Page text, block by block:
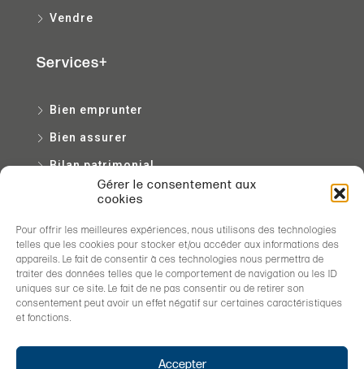
Gérer le consentement aux
cookies
Pour offrir les meilleures expériences, nous utilisons des technologies
telles que les cookies pour stocker et/ou accéder aux informations des
appareils. Le fait de consentir à ces technologies nous permettra de
traiter des données telles que le comportement de navigation ou les ID
uniques sur ce site. Le fait de ne pas consentir ou de retirer son
consentement peut avoir un effet négatif sur certaines caractéristiques
et fonctions.
Accepter
Vendre
Services+
Bien emprunter
Bien assurer
Bilan patrimonial
Bien entretenir
Contact
2 ter cours Xavier Arnozan, Bordeaux
05 56 99 28 28